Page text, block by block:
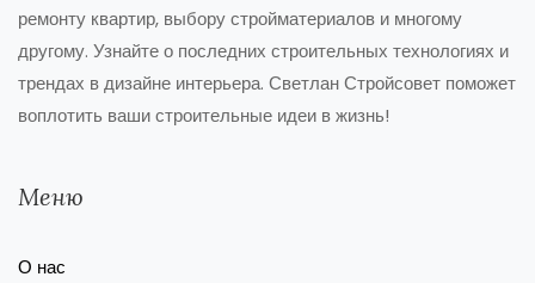
ремонту квартир, выбору стройматериалов и многому
другому. Узнайте о последних строительных технологиях и
трендах в дизайне интерьера. Светлан Стройсовет поможет
воплотить ваши строительные идеи в жизнь!
Меню
О нас